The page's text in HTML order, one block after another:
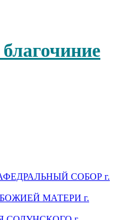
СОБОР г.
МАТЕРИ г.